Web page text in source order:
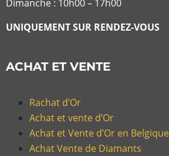
Dimanche : 10h00 – 17h00
UNIQUEMENT SUR RENDEZ-VOUS
ACHAT ET VENTE
Rachat d’Or
Achat et vente d’Or
Achat et Vente d’Or en Belgique
Achat Vente de Diamants